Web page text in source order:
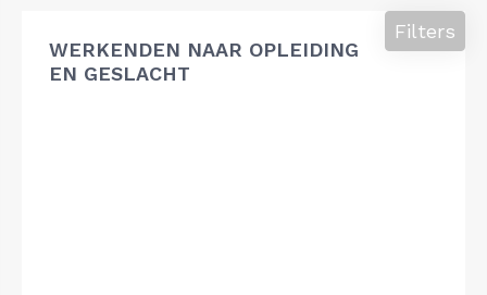
WERKENDEN NAAR OPLEIDING
EN GESLACHT
Filters